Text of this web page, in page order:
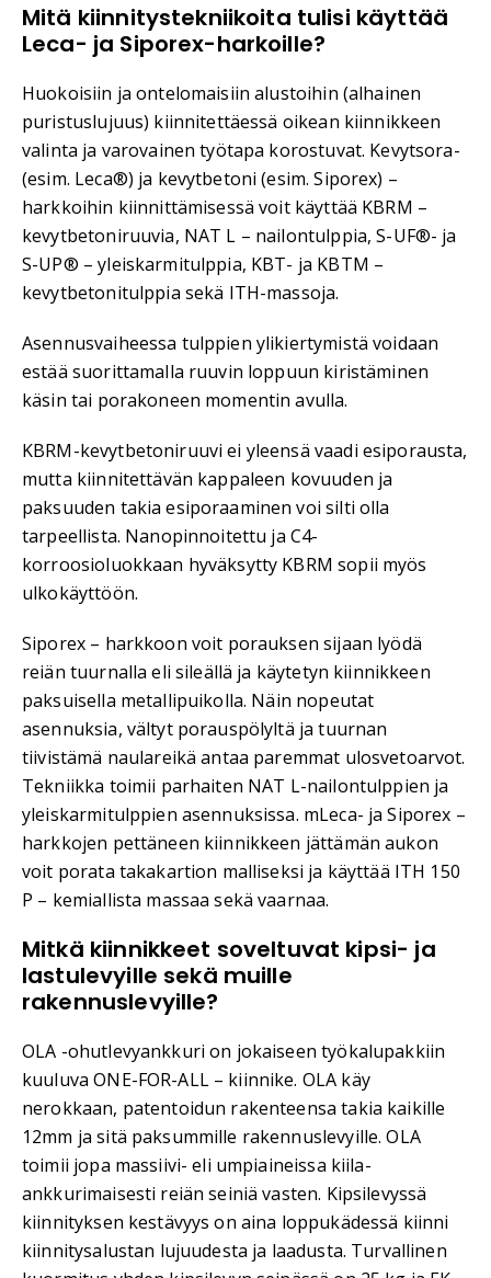
Mitä kiinnitystekniikoita tulisi käyttää
Leca- ja Siporex-harkoille?
Huokoisiin ja ontelomaisiin alustoihin (alhainen
puristuslujuus) kiinnitettäessä oikean kiinnikkeen
valinta ja varovainen työtapa korostuvat. Kevytsora-
(esim. Leca®) ja kevytbetoni (esim. Siporex) –
harkkoihin kiinnittämisessä voit käyttää KBRM –
kevytbetoniruuvia, NAT L – nailontulppia, S-UF®- ja
S-UP® – yleiskarmitulppia, KBT- ja KBTM –
kevytbetonitulppia sekä ITH-massoja.
Asennusvaiheessa tulppien ylikiertymistä voidaan
estää suorittamalla ruuvin loppuun kiristäminen
käsin tai porakoneen momentin avulla.
KBRM-kevytbetoniruuvi ei yleensä vaadi esiporausta,
mutta kiinnitettävän kappaleen kovuuden ja
paksuuden takia esiporaaminen voi silti olla
tarpeellista. Nanopinnoitettu ja C4-
korroosioluokkaan hyväksytty KBRM sopii myös
ulkokäyttöön.
Siporex – harkkoon voit porauksen sijaan lyödä
reiän tuurnalla eli sileällä ja käytetyn kiinnikkeen
paksuisella metallipuikolla. Näin nopeutat
asennuksia, vältyt porauspölyltä ja tuurnan
tiivistämä naulareikä antaa paremmat ulosvetoarvot.
Tekniikka toimii parhaiten NAT L-nailontulppien ja
yleiskarmitulppien asennuksissa. mLeca- ja Siporex –
harkkojen pettäneen kiinnikkeen jättämän aukon
voit porata takakartion malliseksi ja käyttää ITH 150
P – kemiallista massaa sekä vaarnaa.
Mitkä kiinnikkeet soveltuvat kipsi- ja
lastulevyille sekä muille
rakennuslevyille?
OLA -ohutlevyankkuri on jokaiseen työkalupakkiin
kuuluva ONE-FOR-ALL – kiinnike. OLA käy
nerokkaan, patentoidun rakenteensa takia kaikille
12mm ja sitä paksummille rakennuslevyille. OLA
toimii jopa massiivi- eli umpiaineissa kiila-
ankkurimaisesti reiän seiniä vasten. Kipsilevyssä
kiinnityksen kestävyys on aina loppukädessä kiinni
kiinnitysalustan lujuudesta ja laadusta. Turvallinen